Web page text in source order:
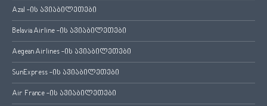
Azal -ის ავიაბილეთები
Belavia Airline -ის ავიაბილეთები
Aegean Airlines -ის ავიაბილეთები
SunExpress -ის ავიაბილეთები
Air France -ის ავიაბილეთები